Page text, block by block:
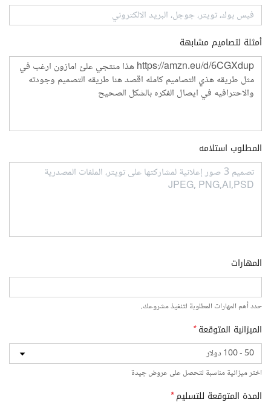
أمثلة لتصاميم مشابهة
المطلوب استلامه
المهارات
حدد أهم المهارات المطلوبة لتنفيذ مشروعك.
الميزانية المتوقعة*
اختر ميزانية مناسبة لتحصل على عروض جيدة
المدة المتوقعة للتسليم*